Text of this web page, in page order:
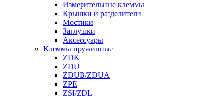
Измерительные клеммы
Крышки и разделители
Мостики
Заглушки
Аксессуары
Клеммы пружинные
ZDK
ZDU
ZDUB/ZDUA
ZPE
ZSI/ZDL